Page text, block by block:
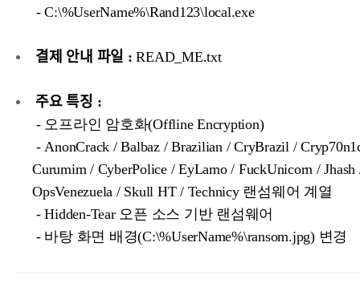
- C:\%UserName%\Rand123\local.exe
결제 안내 파일 : READ_ME.txt
주요 특징 :
- 오프라인 암호화(Offline Encryption)
- AnonCrack / Balbaz / Brazilian / CryBrazil /
Curumim / CyberPolice / EyLamo / FuckUnicorn /
OpsVenezuela / Skull HT / Technicy 랜섬웨어 계열
- Hidden-Tear 오픈 소스 기반 랜섬웨어
- 바탕 화면 배경(C:\%UserName%\ransom.jpg) 변경